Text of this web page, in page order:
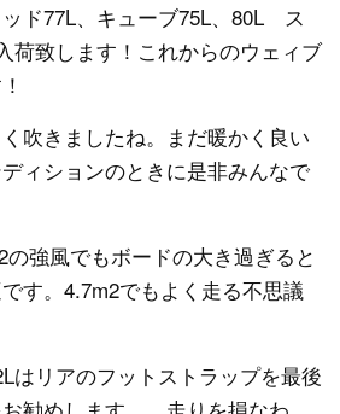
ド77L、キューブ75L、80L ス
荷致します！これからのウェィブ
吹きましたね。まだ暖かく良い
ィションのときに是非みんなで
の強風でもボードの大き過ぎると
す。4.7m2でもよく走る不思議
はリアのフットストラップを最後